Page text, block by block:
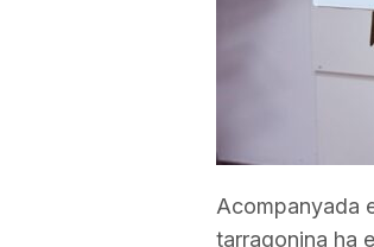
g
Acompanyada
tarragonina ha